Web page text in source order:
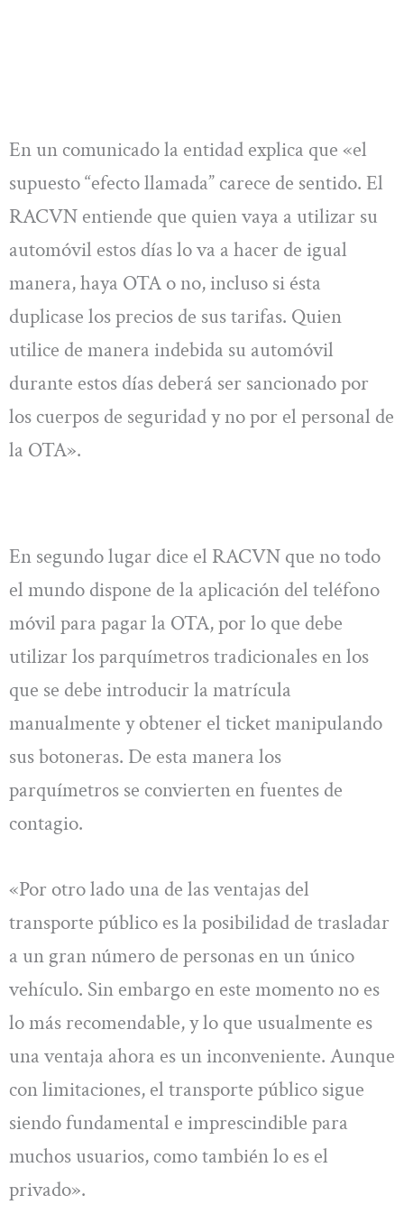
En un comunicado la entidad explica que «el
supuesto “efecto llamada” carece de sentido. El
RACVN entiende que quien vaya a utilizar su
automóvil estos días lo va a hacer de igual
manera, haya OTA o no, incluso si ésta
duplicase los precios de sus tarifas. Quien
utilice de manera indebida su automóvil
durante estos días deberá ser sancionado por
los cuerpos de seguridad y no por el personal de
la OTA».
En segundo lugar dice el RACVN que no todo
el mundo dispone de la aplicación del teléfono
móvil para pagar la OTA, por lo que debe
utilizar los parquímetros tradicionales en los
que se debe introducir la matrícula
manualmente y obtener el ticket manipulando
sus botoneras. De esta manera los
parquímetros se convierten en fuentes de
contagio.
«Por otro lado una de las ventajas del
transporte público es la posibilidad de trasladar
a un gran número de personas en un único
vehículo. Sin embargo en este momento no es
lo más recomendable, y lo que usualmente es
una ventaja ahora es un inconveniente. Aunque
con limitaciones, el transporte público sigue
siendo fundamental e imprescindible para
muchos usuarios, como también lo es el
privado».